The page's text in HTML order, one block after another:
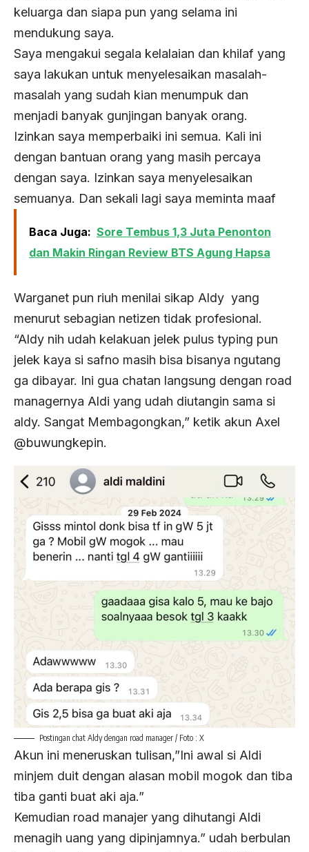
keluarga dan siapa pun yang selama ini
mendukung saya.
Saya mengakui segala kelalaian dan khilaf yang
saya lakukan untuk menyelesaikan masalah-
masalah yang sudah kian menumpuk dan
menjadi banyak gunjingan banyak orang.
Izinkan saya memperbaiki ini semua. Kali ini
dengan bantuan orang yang masih percaya
dengan saya. Izinkan saya menyelesaikan
semuanya. Dan sekali lagi saya meminta maaf
Baca Juga: Sore Tembus 1,3 Juta Penonton
dan Makin Ringan Review BTS Agung Hapsa
Warganet pun riuh menilai sikap Aldy yang
menurut sebagian netizen tidak profesional.
“Aldy nih udah kelakuan jelek pulus typing pun
jelek kaya si safno masih bisa bisanya ngutang
ga dibayar. Ini gua chatan langsung dengan road
managernya Aldi yang udah diutangin sama si
aldy. Sangat Membagongkan,” ketik akun Axel
@buwungkepin.
Postingan chat Aldy dengan road manager / Foto : X
Akun ini meneruskan tulisan,”Ini awal si Aldi
minjem duit dengan alasan mobil mogok dan tiba
tiba ganti buat aki aja.”
Kemudian road manajer yang dihutangi Aldi
menagih uang yang dipinjamnya.” udah berbulan